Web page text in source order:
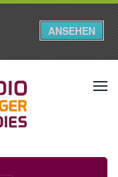
ANSEHEN